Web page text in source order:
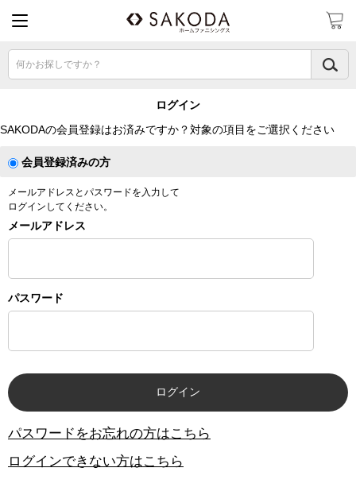
何かお探しですか？
ログイン
SAKODAの会員登録はお済みですか？対象の項目をご選択ください
会員登録済みの方
メールアドレスとパスワードを入力して
ログインしてください。
メールアドレス
パスワード
パスワードをお忘れの方はこちら
ログインできない方はこちら